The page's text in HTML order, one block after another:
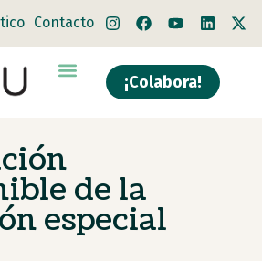
Contacto
¡Colabora!
de la
especial